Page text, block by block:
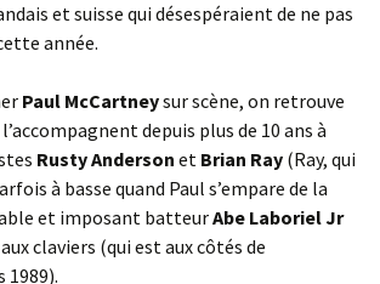
et suisse qui désespéraient de ne pas
année.
Paul McCartneysur scène, on retrouve
depuis plus de 10 ans à
Rusty Anderson et Brian Ray (Ray, qui
à basse quand Paul s’empare de la
et imposant batteurAbe Laboriel Jr
aux claviers (qui est aux côtés de
1989).